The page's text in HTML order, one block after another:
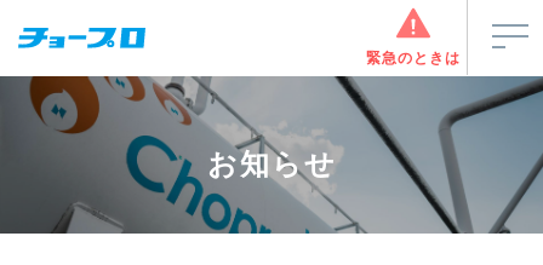
緊急のときは
お知らせ